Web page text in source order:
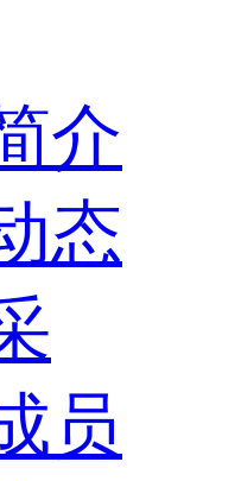
介
态
员